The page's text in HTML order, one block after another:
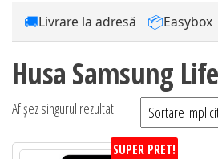
🚚Livrare la adresă 📦Easybox
Husa Samsung
Afișez singurul rezultat
SUPER PRET!